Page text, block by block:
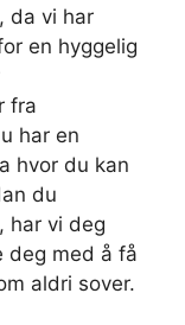
da vi har
en hyggelig
fra
har en
hvor du kan
du
har vi deg
deg med å få
aldri sover.